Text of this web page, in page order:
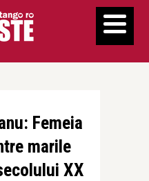
Femeia
marile
XX